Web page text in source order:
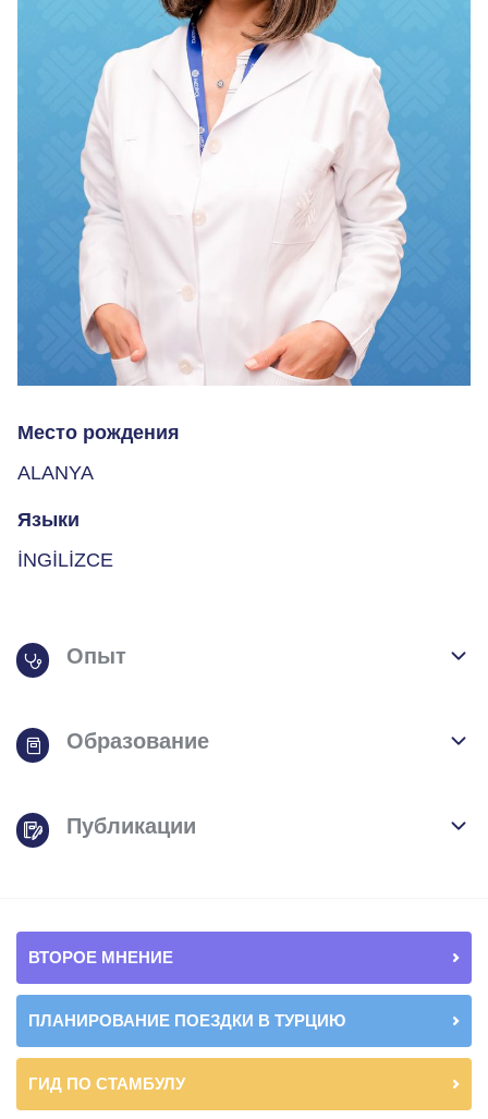
Место рождения
ALANYA
Языки
İNGİLİZCE
Опыт
Образование
Публикации
ВТОРОЕ МНЕНИЕ
ПЛАНИРОВАНИЕ ПОЕЗДКИ В ТУРЦИЮ
ГИД ПО СТАМБУЛУ